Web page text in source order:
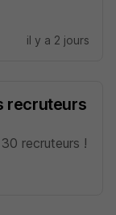
il y a 2 jours
recruteurs
recruteurs !